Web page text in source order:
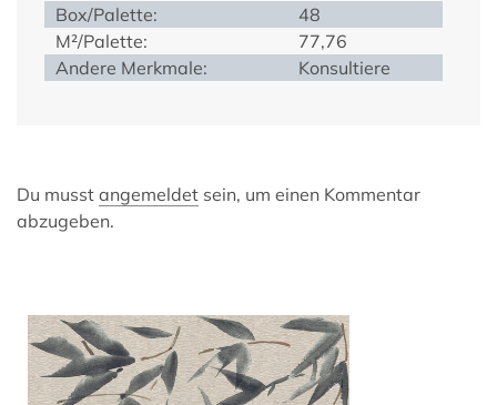
Box/Palette:
48
M²/Palette:
77,76
Andere Merkmale:
Konsultiere
Du musst angemeldet sein, um einen Kommentar
abzugeben.